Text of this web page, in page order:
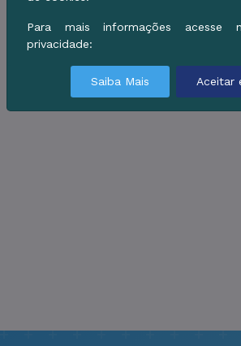
Para mais informações acesse
privacidade:
Saiba Mais Aceitar